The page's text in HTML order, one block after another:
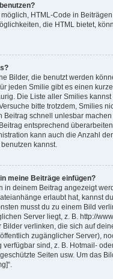
möglich, HTML-Code in
die HTML bietet,
Bilder, die benutzt werden
jeden Smilie gibt es einen
Die Liste aller Smilies
bitte trotzdem, Smilies
Beitrag schnell unlesbar
entsprechend
kann auch die Anzahl
kannst.
meine Beiträge einfügen?
in deinem Beitrag angezeigt
erlaubt hat, kannst
musst du zu einem Bild
Server liegt, z. B. http://
Bilder verlinken, die sich auf
zugänglicher Server),
verfügbar sind, z. B. Hotmail-
Seiten usw. Um das